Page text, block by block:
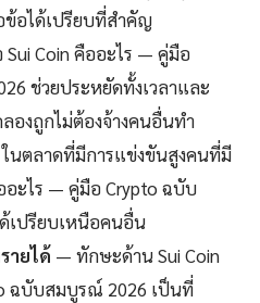
ข้อได้เปรียบที่สำคัญ
Sui Coin คืออะไร — คู่มือ
ช่วยประหยัดทั้งเวลาและ
องถูกไม่ต้องจ้างคนอื่นทำ
นตลาดที่มีการแข่งขันสูงคนที่มี
อะไร — คู่มือ Crypto ฉบับ
เปรียบเหนือคนอื่น
ยได้ — ทักษะด้าน Sui Coin
ฉบับสมบูรณ์ 2026 เป็นที่